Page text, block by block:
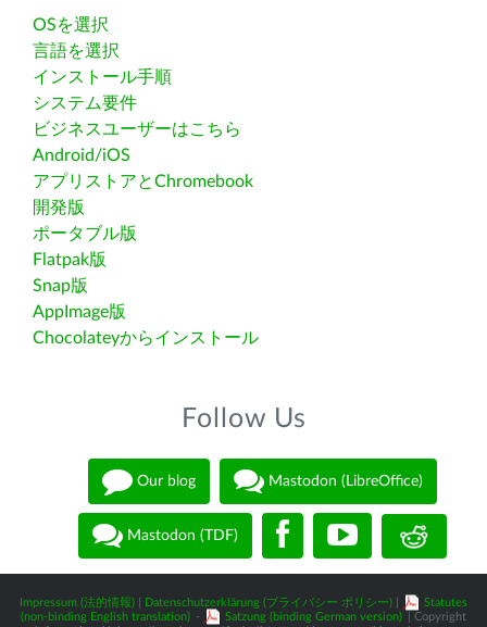
OSを選択
言語を選択
インストール手順
システム要件
ビジネスユーザーはこちら
Android/iOS
アプリストアとChromebook
開発版
ポータブル版
Flatpak版
Snap版
AppImage版
Chocolateyからインストール
Follow Us
Our blog Mastodon (LibreOffice)
Mastodon (TDF)
Impressum (法的情報) Datenschutzerklärung (プライバシー ポリシー)
Statutes
(non-binding English translation) - Satzung (binding German version)
| Copyright